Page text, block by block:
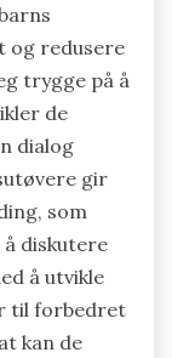
og redusere
trygge på å
de
dialog
gir
som
diskutere
å utvikle
til forbedret
kan de